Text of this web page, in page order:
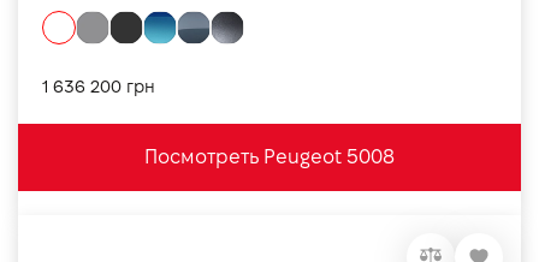
1 636 200 грн
Посмотреть Peugeot 5008